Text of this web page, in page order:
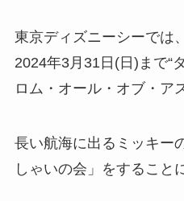
東京ディズニーシーでは
2024年3月31日(日)まで“
ロム・オール・オブ・ア
長い航海に出るミッキー
しゃいの会」をすること